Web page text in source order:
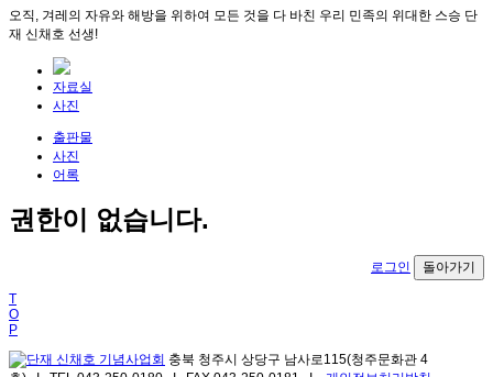
오직, 겨레의 자유와 해방을 위하여 모든 것을 다 바친 우리 민족의 위대한 스승 단
재 신채호 선생!
자료실
사진
출판물
사진
어록
권한이 없습니다.
로그인 돌아가기
T
O
P
충북 청주시 상당구 남사로115(청주문화관 4